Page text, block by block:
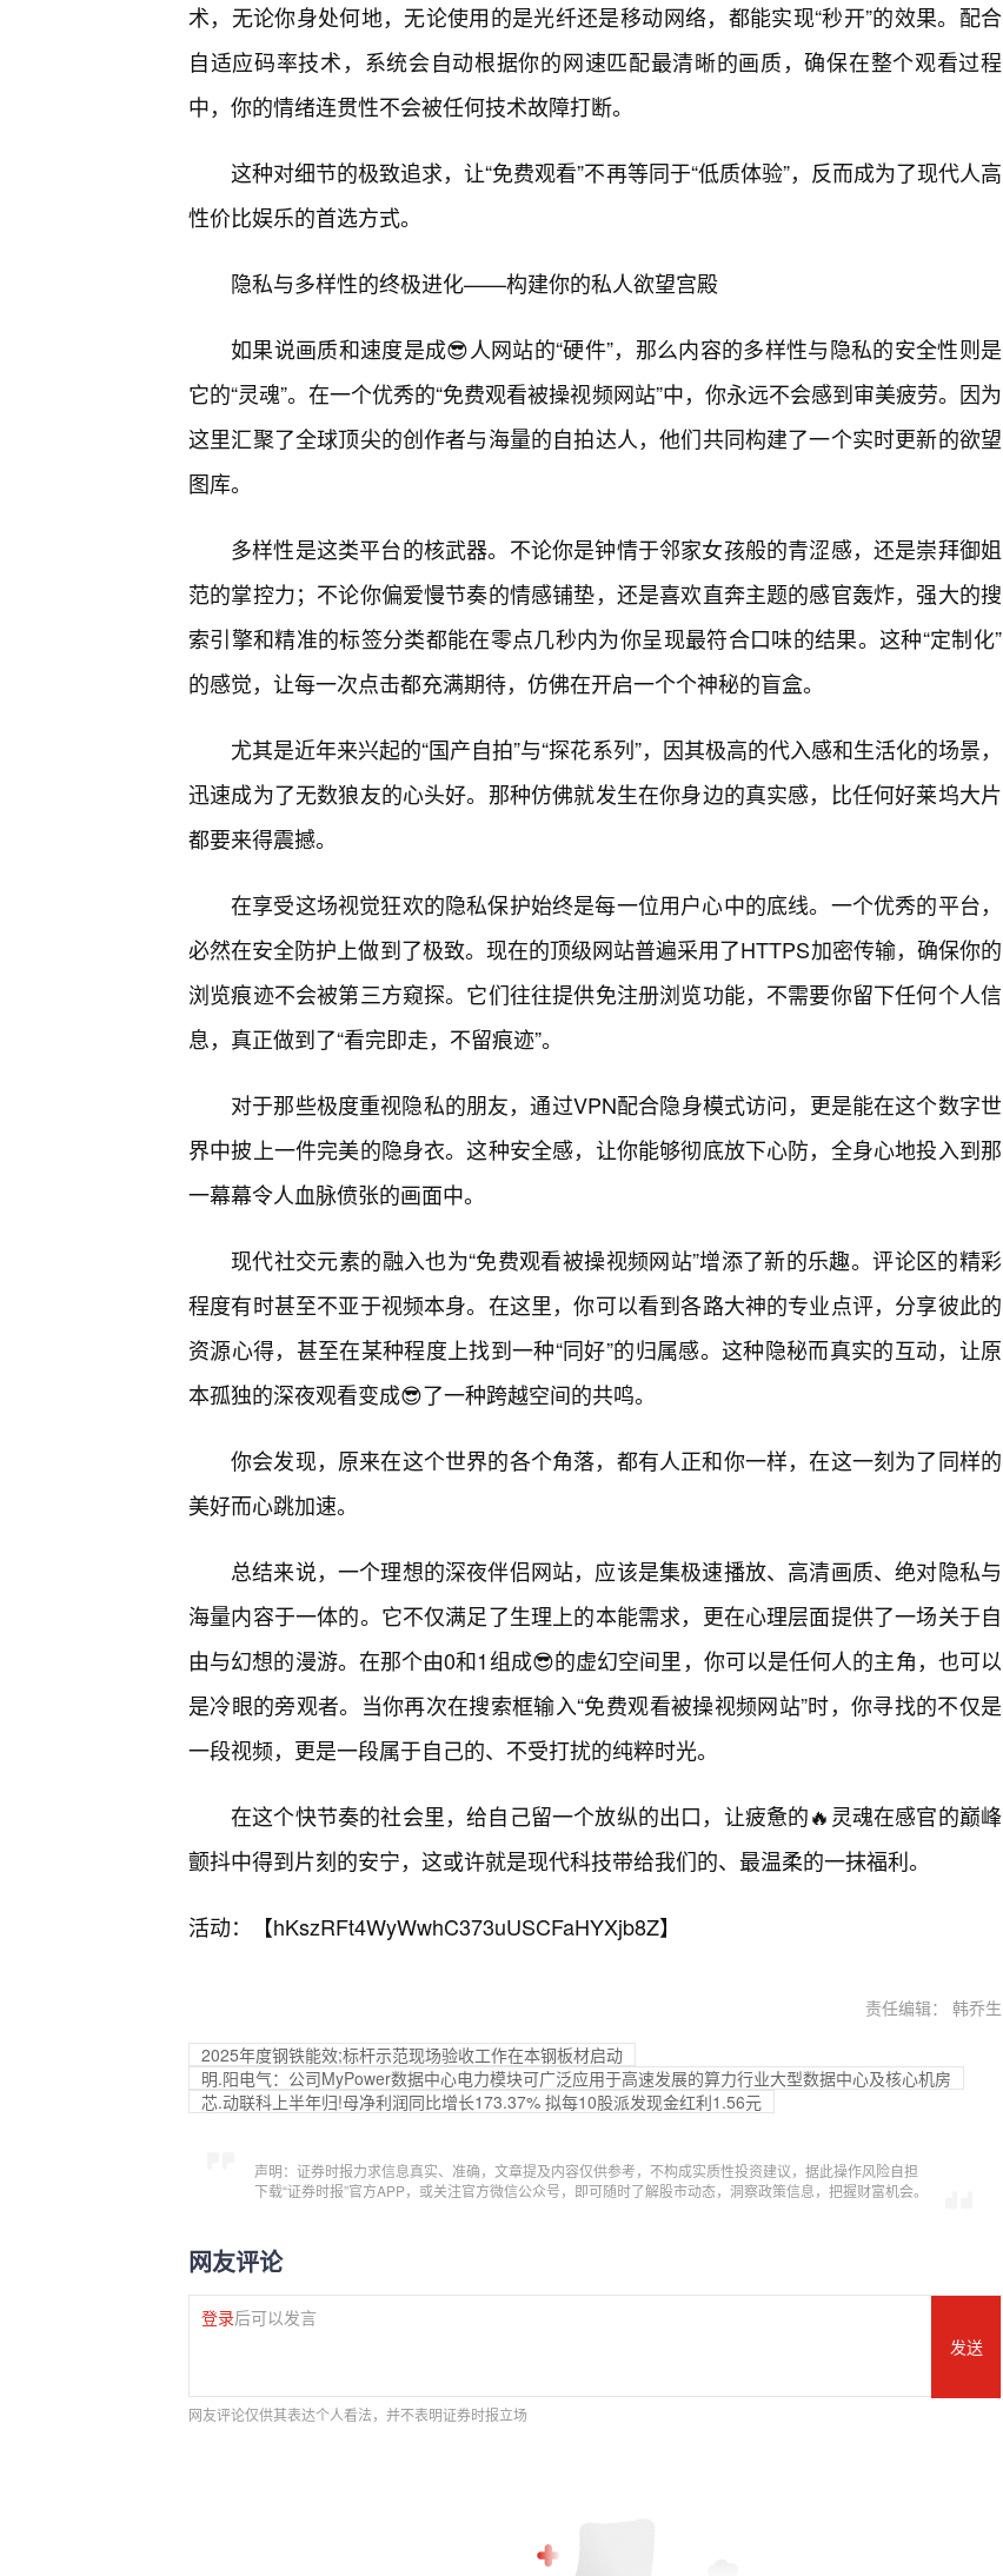
术，无论你身处何地，无论使用的是光纤还是移动网络，都能实现“秒开”的效果。配合
自适应码率技术，系统会自动根据你的网速匹配最清晰的画质，确保在整个观看过程
中，你的情绪连贯性不会被任何技术故障打断。
这种对细节的极致追求，让“免费观看”不再等同于“低质体验”，反而成为了现代人高
性价比娱乐的首选方式。
隐私与多样性的终极进化——构建你的私人欲望宫殿
如果说画质和速度是成😎人网站的“硬件”，那么内容的多样性与隐私的安全性则是
它的“灵魂”。在一个优秀的“免费观看被操视频网站”中，你永远不会感到审美疲劳。因为
这里汇聚了全球顶尖的创作者与海量的自拍达人，他们共同构建了一个实时更新的欲望
图库。
多样性是这类平台的核武器。不论你是钟情于邻家女孩般的青涩感，还是崇拜御姐
范的掌控力；不论你偏爱慢节奏的情感铺垫，还是喜欢直奔主题的感官轰炸，强大的搜
索引擎和精准的标签分类都能在零点几秒内为你呈现最符合口味的结果。这种“定制化”
的感觉，让每一次点击都充满期待，仿佛在开启一个个神秘的盲盒。
尤其是近年来兴起的“国产自拍”与“探花系列”，因其极高的代入感和生活化的场景，
迅速成为了无数狼友的心头好。那种仿佛就发生在你身边的真实感，比任何好莱坞大片
都要来得震撼。
在享受这场视觉狂欢的隐私保护始终是每一位用户心中的底线。一个优秀的平台，
必然在安全防护上做到了极致。现在的顶级网站普遍采用了HTTPS加密传输，确保你的
浏览痕迹不会被第三方窥探。它们往往提供免注册浏览功能，不需要你留下任何个人信
息，真正做到了“看完即走，不留痕迹”。
对于那些极度重视隐私的朋友，通过VPN配合隐身模式访问，更是能在这个数字世
界中披上一件完美的隐身衣。这种安全感，让你能够彻底放下心防，全身心地投入到那
一幕幕令人血脉偾张的画面中。
现代社交元素的融入也为“免费观看被操视频网站”增添了新的乐趣。评论区的精彩
程度有时甚至不亚于视频本身。在这里，你可以看到各路大神的专业点评，分享彼此的
资源心得，甚至在某种程度上找到一种“同好”的归属感。这种隐秘而真实的互动，让原
本孤独的深夜观看变成😎了一种跨越空间的共鸣。
你会发现，原来在这个世界的各个角落，都有人正和你一样，在这一刻为了同样的
美好而心跳加速。
总结来说，一个理想的深夜伴侣网站，应该是集极速播放、高清画质、绝对隐私与
海量内容于一体的。它不仅满足了生理上的本能需求，更在心理层面提供了一场关于自
由与幻想的漫游。在那个由0和1组成😎的虚幻空间里，你可以是任何人的主角，也可以
是冷眼的旁观者。当你再次在搜索框输入“免费观看被操视频网站”时，你寻找的不仅是
一段视频，更是一段属于自己的、不受打扰的纯粹时光。
在这个快节奏的社会里，给自己留一个放纵的出口，让疲惫的🔥灵魂在感官的巅峰
颤抖中得到片刻的安宁，这或许就是现代科技带给我们的、最温柔的一抹福利。
活动：【hKszRFt4WyWwhC373uUSCFaHYXjb8Z】
责任编辑： 韩乔生
2025年度钢铁能效;标杆示范现场验收工作在本钢板材启动
明.阳电气：公司MyPower数据中心电力模块可广泛应用于高速发展的算力行业大型数据中心及核心机房
芯.动联科上半年归!母净利润同比增长173.37% 拟每10股派发现金红利1.56元
声明：证券时报力求信息真实、准确，文章提及内容仅供参考，不构成实质性投资建议，据此操作风险自担
下载“证券时报”官方APP，或关注官方微信公众号，即可随时了解股市动态，洞察政策信息，把握财富机会。
网友评论
登录后可以发言
发送
网友评论仅供其表达个人看法，并不表明证券时报立场